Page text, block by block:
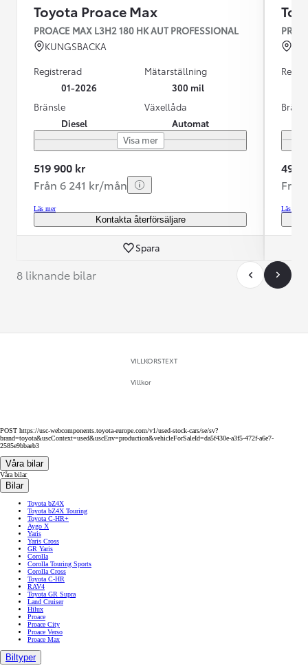
Toyota Proace Max
PROACE MAX L3H2 180 HK AUT PROFESSIONAL
KUNGSBACKA
Registrerad
01-2026
Mätarställning
300 mil
Bränsle
Diesel
Växellåda
Automat
Visa mer
519 900 kr
Från 6 241 kr/mån
Läs mer
Kontakta återförsäljare
Spara
499
Läs mer
8 liknande bilar
VILLKORSTEXT
Villkor
POST https://usc-webcomponents.toyota-europe.com/v1/used-stock-cars/se/sv?
brand=toyota&uscContext=used&uscEnv=production&vehicleForSaleId=da5f430e-a3f5-472f-a6e7-
2585e9bbaeb3
Våra bilar
Våra bilar
Bilar
Toyota bZ4X
Toyota bZ4X Touring
Toyota C-HR+
Aygo X
Yaris
Yaris Cross
GR Yaris
Corolla
Corolla Touring Sports
Corolla Cross
Toyota C-HR
RAV4
Toyota GR Supra
Land Cruiser
Hilux
Proace
Proace City
Proace Verso
Proace Max
Biltyper